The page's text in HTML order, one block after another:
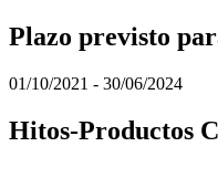
Plazo previsto
01/10/2021 - 30/06/2024
Hitos-Productos